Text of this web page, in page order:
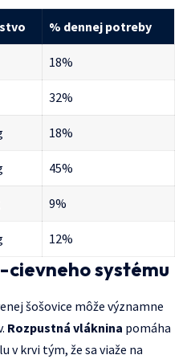
% dennej potreby
18%
32%
18%
45%
9%
12%
systému
šošovice môže významne
Rozpustná vláknina pomáha
v krvi tým, že sa viaže na